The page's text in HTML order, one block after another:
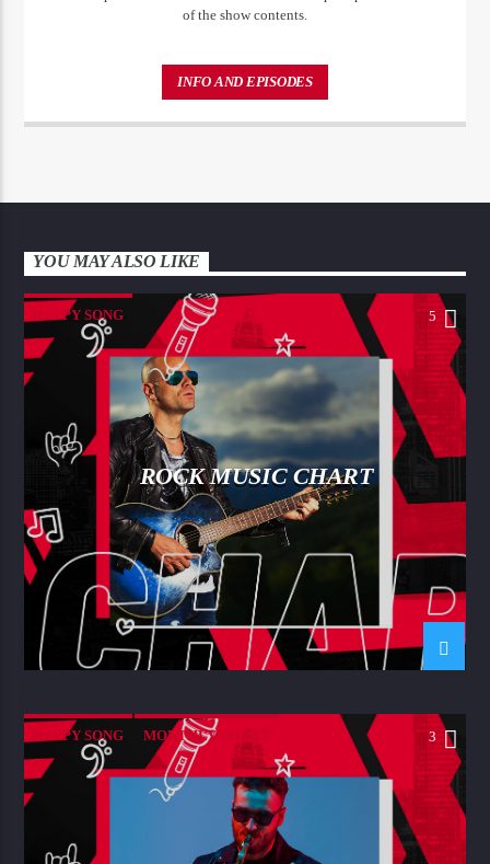
of the show contents.
INFO AND EPISODES
YOU MAY ALSO LIKE
HAPPY SONG 5
ROCK MUSIC CHART
HAPPY SONG MONTHLY CHART
SUMMER CHART TECH HOUSE
3